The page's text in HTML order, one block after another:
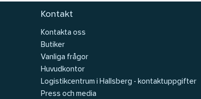
Kontakt
Kontakta oss
Butiker
Vanliga frågor
Huvudkontor
Logistikcentrum i Hallsberg - kontaktuppgifter
Press och media